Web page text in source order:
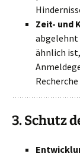
Zeit- und
abgelehnt
ähnlich
3.Schutz